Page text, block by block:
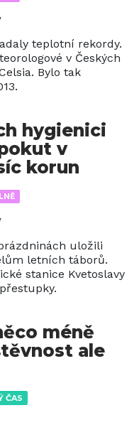
teplotní rekordy.
v Českých
Bylo tak
hygienici
v
korun
uložili
letních táborů.
stanice Kvetoslavy
ČAS
méně
ale